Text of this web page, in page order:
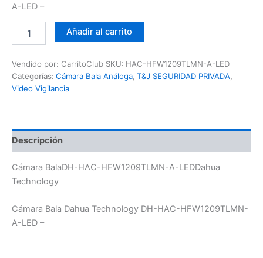
A-LED –
Añadir al carrito
Vendido por: CarritoClub SKU: HAC-HFW1209TLMN-A-LED
Categorías: Cámara Bala Análoga, T&J SEGURIDAD PRIVADA,
Video Vigilancia
Descripción
Cámara BalaDH-HAC-HFW1209TLMN-A-LEDDahua
Technology
Cámara Bala Dahua Technology DH-HAC-HFW1209TLMN-
A-LED –